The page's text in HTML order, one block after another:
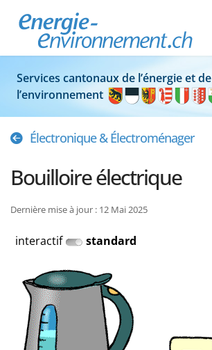
Services cantonaux de l’énergie et de
l’environnement
Électronique & Électroménager
Bouilloire électrique
Dernière mise à jour : 12 Mai 2025
interactif standard